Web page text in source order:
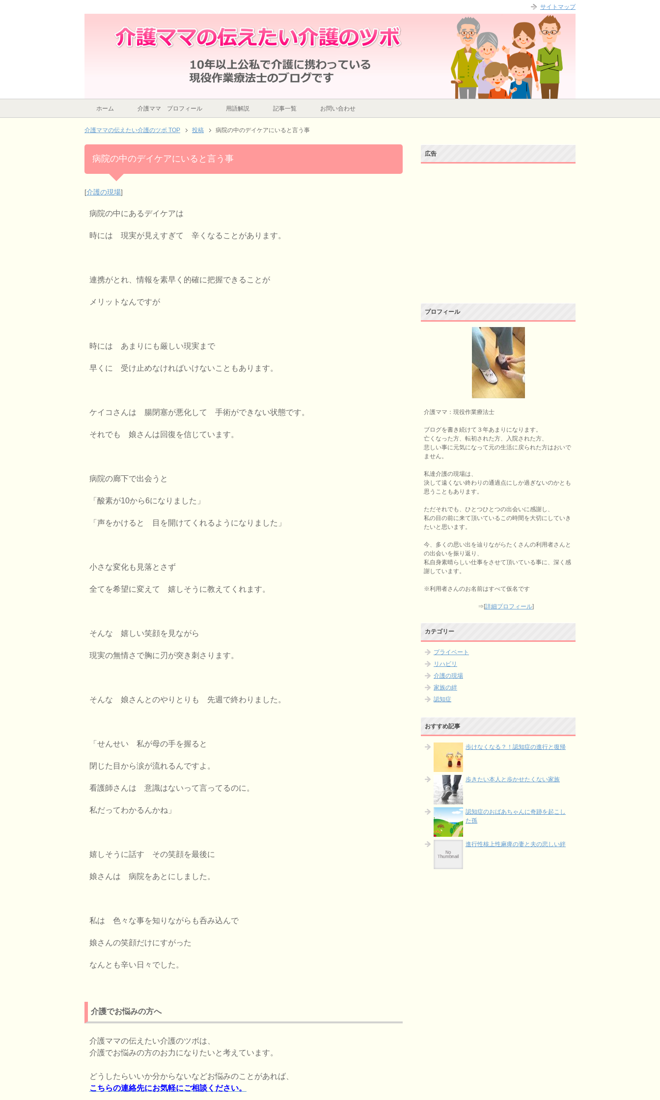
ホーム 介護ママ プロフィール 用語解説 記事一覧 お問い合わせ
介護ママの伝えたい介護のツボ TOP 投稿 病院の中のデイケアにいると言う事
病院の中のデイケアにいると言う事
[介護の現場]
病院の中にあるデイケアは
時には 現実が見えすぎて 辛くなることがあります。
連携がとれ、情報を素早く的確に把握できることが
メリットなんですが
時には あまりにも厳しい現実まで
早くに 受け止めなければいけないこともあります。
ケイコさんは 腸閉塞が悪化して 手術ができない状態です。
それでも 娘さんは回復を信じています。
病院の廊下で出会うと
「酸素が10から6になりました」
「声をかけると 目を開けてくれるようになりました」
小さな変化も見落とさず
全てを希望に変えて 嬉しそうに教えてくれます。
そんな 嬉しい笑顔を見ながら
現実の無情さで胸に刃が突き刺さります。
そんな 娘さんとのやりとりも 先週で終わりました。
「せんせい 私が母の手を握ると
閉じた目から涙が流れるんですよ。
看護師さんは 意識はないって言ってるのに。
私だってわかるんかね」
嬉しそうに話す その笑顔を最後に
娘さんは 病院をあとにしました。
私は 色々な事を知りながらも呑み込んで
娘さんの笑顔だけにすがった
なんとも辛い日々でした。
介護でお悩みの方へ
介護ママの伝えたい介護のツボは、
介護でお悩みの方のお力になりたいと考えています。
どうしたらいいか分からないなどお悩みのことがあれば、
こちらの連絡先にお気軽にご相談ください。
広告
プロフィール
介護ママ：現役作業療法士
ブログを書き続けて３年あまりになります。
亡くなった方、転初された方、入院された方、
悲しい事に元気になって元の生活に戻られた方はおいで
ません。
私達介護の現場は、
決して遠くない終わりの通過点にしか過ぎないのかとも
思うこともあります。
ただそれでも、ひとつひとつの出会いに感謝し、
私の目の前に来て頂いているこの時間を大切にしていき
たいと思います。
今、多くの思い出を辿りながらたくさんの利用者さんと
の出会いを振り返り、
私自身素晴らしい仕事をさせて頂いている事に、深く感
謝しています。
※利用者さんのお名前はすべて仮名です
⇒[詳細プロフィール]
カテゴリー
プライベート
リハビリ
介護の現場
家族の絆
認知症
おすすめ記事
歩けなくなる？！認知症の進行と復帰
歩きたい本人と歩かせたくない家族
認知症のおばあちゃんに奇跡を起こし
た孫
進行性核上性麻痺の妻と夫の悲しい絆
サイトマップ